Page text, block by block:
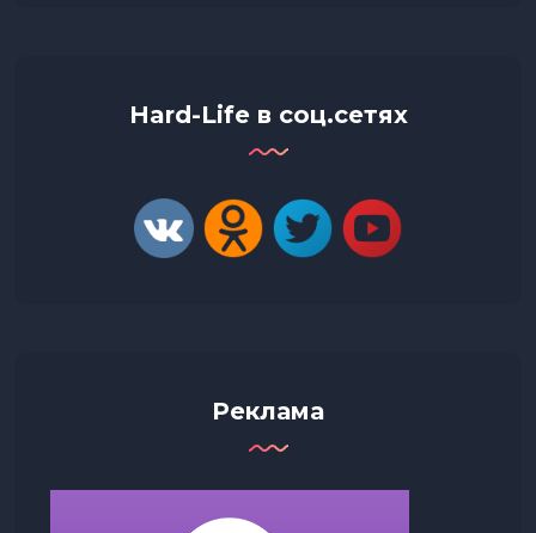
Hard-Life в соц.сетях
Реклама